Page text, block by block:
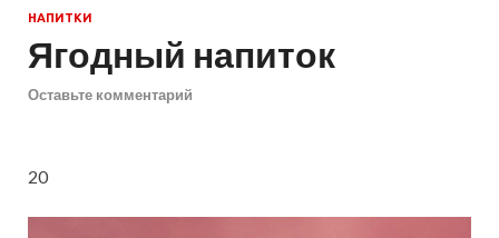
НАПИТКИ
Ягодный напиток
Оставьте комментарий
20